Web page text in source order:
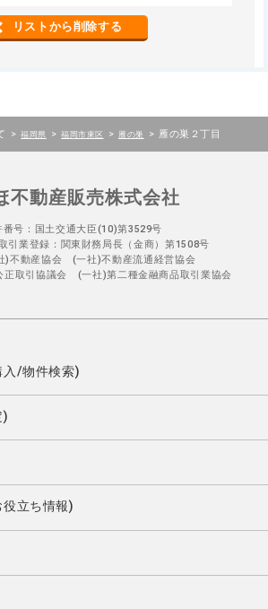
リストから削除する
> 福岡県 > 福岡市東区 > 雁の巣 > 雁の巣２丁目
不動産販売株式会社
番号：国土交通大臣(10)第3529号
引業登録：関東財務局長（金商）第1508号
)不動産協会 (一社)不動産流通経営協会
正取引協議会 (一社)第二種金融商品取引業協会
入/物件検索)
)
立ち情報)